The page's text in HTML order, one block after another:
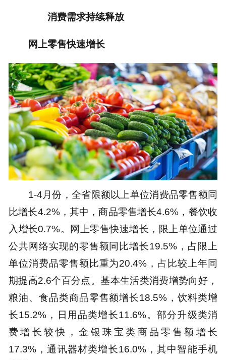
消费需求持续释放
网上零售快速增长
1-4月份，全省限额以上单位消费品零售额同
比增长4.2%，其中，商品零售增长4.6%，餐饮收
入增长0.7%。网上零售快速增长，限上单位通过
公共网络实现的零售额同比增长19.5%，占限上
单位消费品零售额比重为20.4%，占比较上年同
期提高2.6个百分点。基本生活类消费增势向好，
粮油、食品类商品零售额增长18.5%，饮料类增
长15.2%，日用品类增长11.6%。部分升级类消
费增长较快，金银珠宝类商品零售额增长
17.3%，通讯器材类增长16.0%，其中智能手机